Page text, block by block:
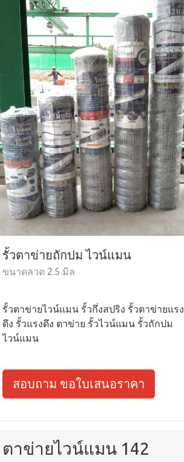
รั้วตาข่ายถักปม ไวน์แมน
ขนาดลวด 2.5 มิล
รั้วตาข่ายไวน์แมน รั้วกึ่งสปริง รั้วตาข่ายแรง
ดึง รั้วแรงดึง ตาข่าย รั้วไวน์แมน รั้วถักปม
ไวน์แมน
สอบถาม ขอใบเสนอราคา
ตาข่ายไวน์แมน 142